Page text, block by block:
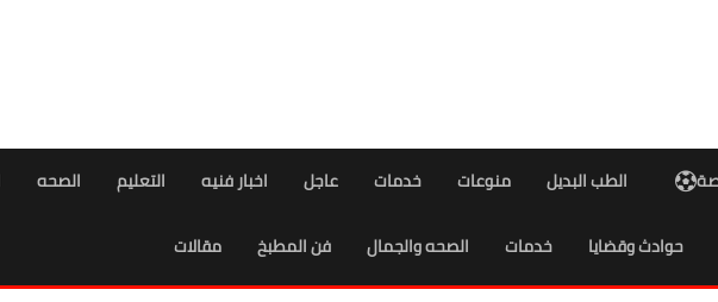
الطب البديل منوعات خدمات عاجل اخبار فنيه التعليم الصحه
حوادث وقضايا خدمات الصحه والجمال فن المطبخ مقالات